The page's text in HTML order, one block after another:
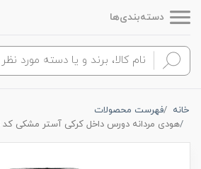
دسته‌بندی‌ها
خانه
فهرست محصولات
هودی مردانه دورس داخل کرکی آستر مشکی کد 3-129